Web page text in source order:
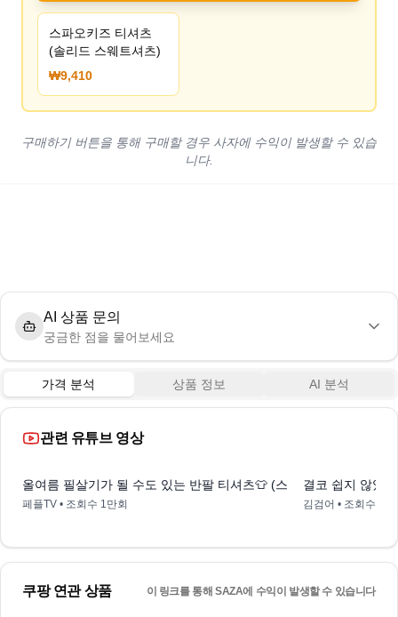
스파오키즈 티셔츠
(솔리드 스웨트셔츠)
₩9,410
구매하기 버튼을 통해 구매할 경우 사자에 수익이 발생할 수 있습
니다.
AI 상품 문의
궁금한 점을 물어보세요
가격 분석 상품 정보 AI 분석
관련 유튜브 영상
올여름 필살기가 될 수도 있는 반팔 티셔츠👕 (스투시x아워레가시/
페플TV • 조회수 1만회
결코 쉽지 않았
김검어 • 조회수
쿠팡 연관 상품 이 링크를 통해 SAZA에 수익이 발생할 수 있습니다